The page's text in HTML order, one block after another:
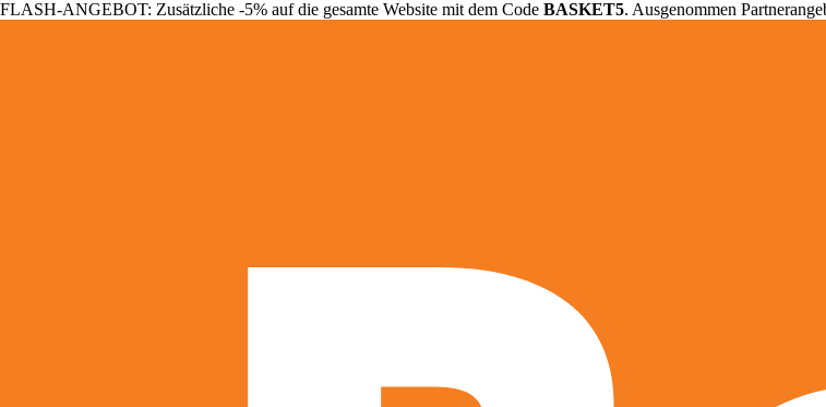
FLASH-ANGEBOT: Zusätzliche -5% auf die gesamte Website mit dem Code BASKET5. Ausgenommen